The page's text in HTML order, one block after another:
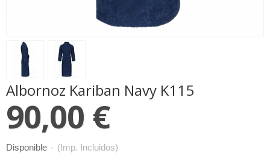
Albornoz Kariban Navy K115
90,00 €
Disponible - (Imp. Incluidos)